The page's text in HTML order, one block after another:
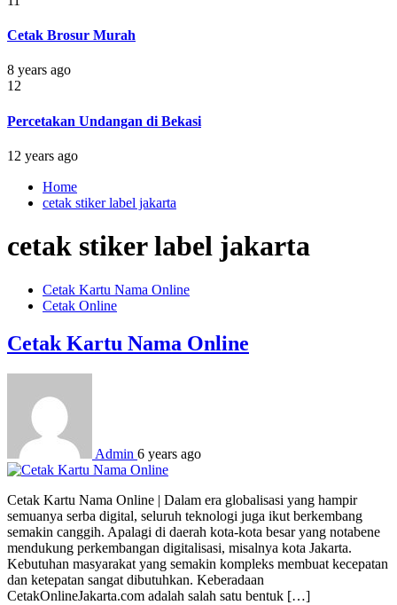
Cetak Brosur Murah
8 years ago
12
Percetakan Undangan di Bekasi
12 years ago
Home
cetak stiker label jakarta
cetak stiker label jakarta
Cetak Kartu Nama Online
Cetak Online
Cetak Kartu Nama Online
Admin 6 years ago
Cetak Kartu Nama Online | Dalam era globalisasi yang hampir
semuanya serba digital, seluruh teknologi juga ikut berkembang
semakin canggih. Apalagi di daerah kota-kota besar yang notabene
mendukung perkembangan digitalisasi, misalnya kota Jakarta.
Kebutuhan masyarakat yang semakin kompleks membuat kecepatan
dan ketepatan sangat dibutuhkan. Keberadaan
CetakOnlineJakarta.com adalah salah satu bentuk […]